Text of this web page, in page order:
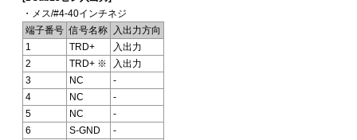
・メス/#4-40インチネジ
端子番号 信号名称
入出力方向
1
TRD+
入出力
2
TRD+ ※
入出力
3
NC
-
4
NC
-
5
NC
-
6
S-GND
-